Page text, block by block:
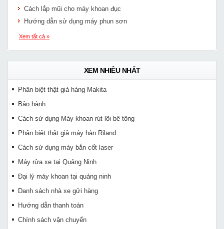
Cách lắp mũi cho máy khoan đục
Hướng dẫn sử dụng máy phun sơn
Xem tất cả »
XEM NHIỀU NHẤT
Phân biệt thật giả hàng Makita
Bảo hành
Cách sử dụng Máy khoan rút lõi bê tông
Phân biệt thật giả máy hàn Riland
Cách sử dụng máy bắn cốt laser
Máy rửa xe tại Quảng Ninh
Đại lý máy khoan tại quảng ninh
Danh sách nhà xe gửi hàng
Hướng dẫn thanh toán
Chính sách vận chuyển